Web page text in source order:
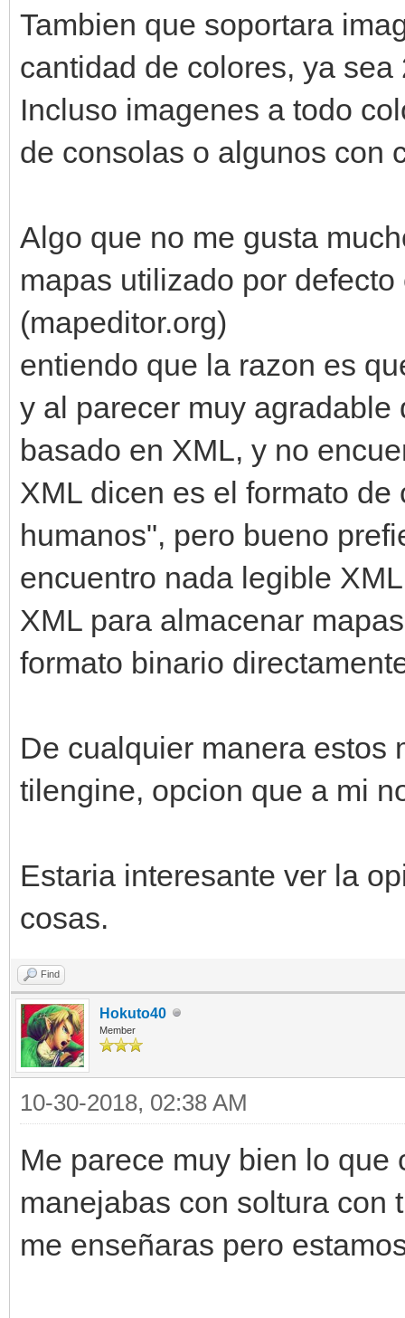
Tambien que soportara
cantidad de colores, ya sea
Incluso imagenes a todo
de consolas o algunos con
Algo que no me gusta
mapas utilizado por
(mapeditor.org)
entiendo que la razon es
y al parecer muy agradable
basado en XML, y no
XML dicen es el formato
humanos", pero bueno
encuentro nada legible
XML para almacenar
formato binario
De cualquier manera estos
tilengine, opcion que a mi
Estaria interesante ver la
cosas.
Find
Hokuto40
Member
10-30-2018, 02:38 AM
Me parece muy bien lo
manejabas con soltura con
me enseñaras pero